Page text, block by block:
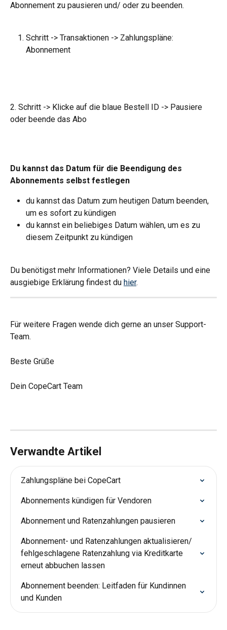
Abonnement zu pausieren und/ oder zu beenden.
Schritt -> Transaktionen -> Zahlungspläne:
Abonnement
2. Schritt -> Klicke auf die blaue Bestell ID -> Pausiere
oder beende das Abo
Du kannst das Datum für die Beendigung des
Abonnements selbst festlegen
du kannst das Datum zum heutigen Datum beenden,
um es sofort zu kündigen
du kannst ein beliebiges Datum wählen, um es zu
diesem Zeitpunkt zu kündigen
Du benötigst mehr Informationen? Viele Details und eine
ausgiebige Erklärung findest du hier.
Für weitere Fragen wende dich gerne an unser Support-
Team.
Beste Grüße
Dein CopeCart Team
Verwandte Artikel
Zahlungspläne bei CopeCart
Abonnements kündigen für Vendoren
Abonnement und Ratenzahlungen pausieren
Abonnement- und Ratenzahlungen aktualisieren/
fehlgeschlagene Ratenzahlung via Kreditkarte
erneut abbuchen lassen
Abonnement beenden: Leitfaden für Kundinnen
und Kunden